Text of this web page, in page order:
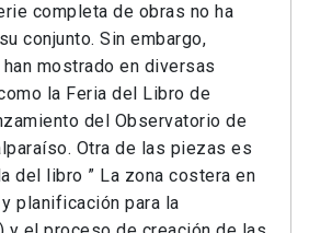
completa de obras no ha
conjunto. Sin embargo,
mostrado en diversas
la Feria del Libro de
del Observatorio de
Otra de las piezas es
del libro ” La zona costera en
planificación para la